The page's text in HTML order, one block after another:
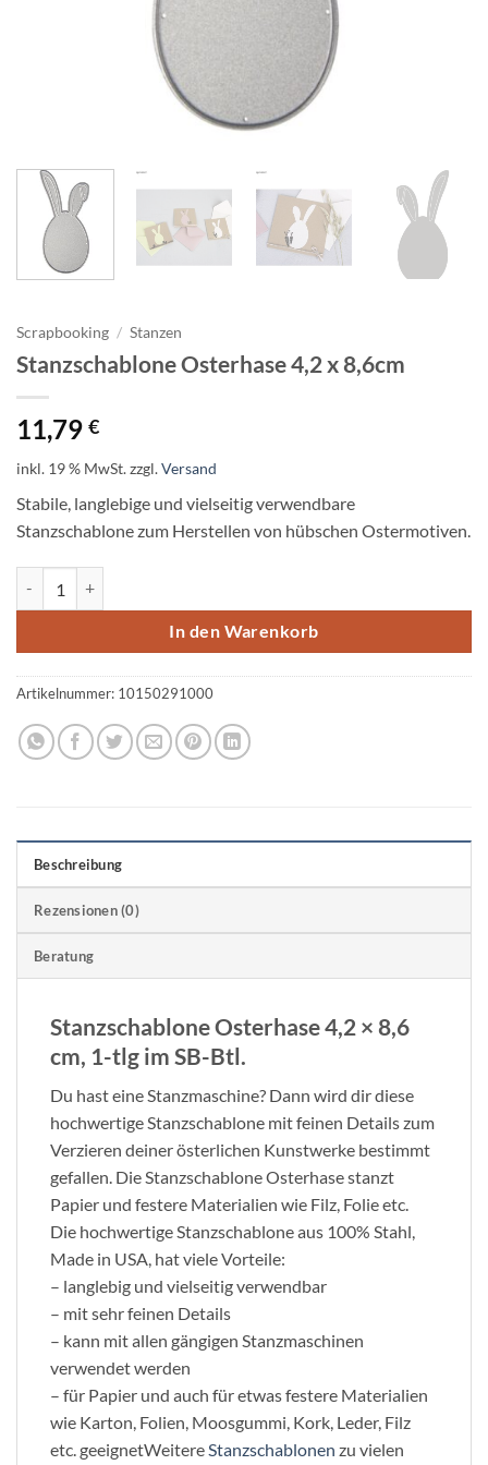
Scrapbooking / Stanzen
Stanzschablone Osterhase 4,2 x 8,6cm
11,79 €
inkl. 19 % MwSt.zzgl.Versand
Stabile, langlebige und vielseitig verwendbare
Stanzschablone zum Herstellen von hübschen Ostermotiven.
In den Warenkorb
Artikelnummer: 10150291000
Beschreibung
Rezensionen (0)
Beratung
Stanzschablone Osterhase 4,2 × 8,6
cm, 1-tlg im SB-Btl.
Du hast eine Stanzmaschine? Dann wird dir diese
hochwertige Stanzschablone mit feinen Details zum
Verzieren deiner österlichen Kunstwerke bestimmt
gefallen. Die Stanzschablone Osterhase stanzt
Papier und festere Materialien wie Filz, Folie etc.
Die hochwertige Stanzschablone aus 100% Stahl,
Made in USA, hat viele Vorteile:
– langlebig und vielseitig verwendbar
– mit sehr feinen Details
– kann mit allen gängigen Stanzmaschinen
verwendet werden
– für Papier und auch für etwas festere Materialien
wie Karton, Folien, Moosgummi, Kork, Leder, Filz
etc. geeignetWeitereStanzschablonen zu vielen